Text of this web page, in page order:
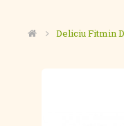
Deliciu Fitmin